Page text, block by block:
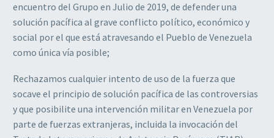
encuentro del Grupo en Julio de 2019, de defender una
solución pacífica al grave conflicto político, económico y
social por el que está atravesando el Pueblo de Venezuela
como única vía posible;
Rechazamos cualquier intento de uso de la fuerza que
socave el principio de solución pacífica de las controversias
y que posibilite una intervención militar en Venezuela por
parte de fuerzas extranjeras, incluida la invocación del